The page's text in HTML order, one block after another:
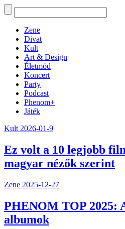
Zene
Divat
Kult
Art & Design
Életmód
Koncert
Party
Podcast
Phenom+
Játék
Kult 2026-01-9
Ez volt a 10 legjobb
magyar nézők szerint
Zene 2025-12-27
PHENOM TOP 2025:
albumok